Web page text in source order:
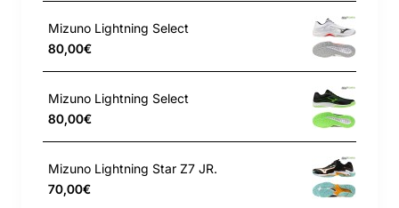
Mizuno Lightning Select
80,00€
Mizuno Lightning Select
80,00€
Mizuno Lightning Star Z7 JR.
70,00€